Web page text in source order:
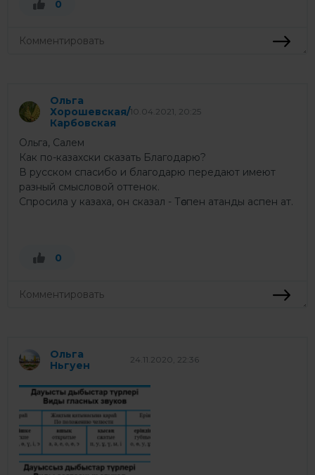
0
Ольга
Хорошевская/
Карбовская
10.04.2021, 20:25
Ольга, Салем
Как по-казахски сказать Благодарю?
В русском спасибо и благодарю передают имеют
разный смысловой оттенок.
Спросила у казаха, он сказал - Төспен атанды аспен ат.
0
Ольга
Ньгуен
24.11.2020, 22:36